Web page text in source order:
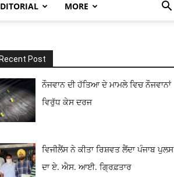
MORE
Recent Post
ਨੌਜਵਾਨ ਦੀ ਹੱਤਿਆ ਦੇ ਮਾਮਲੇ ਵਿਚ ਨੌਜਵਾਨਾਂ
ਵਿਰੁੱਧ ਕੇਸ ਦਰਜ
ਵਿਜੀਲੈਂਸ ਨੇ ਕੀਤਾ ਰਿਸ਼ਵਤ ਲੈਂਦਾ ਪੰਜਾਬ ਪੁਲਸ
ਦਾ ਏ. ਐਸ. ਆਈ. ਗ੍ਰਿਫ਼ਤਾਰ